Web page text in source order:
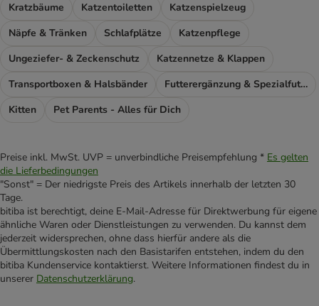
Kratzbäume
Katzentoiletten
Katzenspielzeug
Näpfe & Tränken
Schlafplätze
Katzenpflege
Ungeziefer- & Zeckenschutz
Katzennetze & Klappen
Transportboxen & Halsbänder
Futterergänzung & Spezialfutter
Kitten
Pet Parents - Alles für Dich
Preise inkl. MwSt. UVP = unverbindliche Preisempfehlung * Es gelten
die Lieferbedingungen
"Sonst" = Der niedrigste Preis des Artikels innerhalb der letzten 30
Tage.
bitiba ist berechtigt, deine E-Mail-Adresse für Direktwerbung für eigene
ähnliche Waren oder Dienstleistungen zu verwenden. Du kannst dem
jederzeit widersprechen, ohne dass hierfür andere als die
Übermittlungskosten nach den Basistarifen entstehen, indem du den
bitiba Kundenservice kontaktierst. Weitere Informationen findest du in
unserer Datenschutzerklärung.